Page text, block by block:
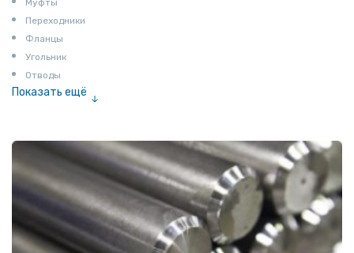
Муфты
Переходники
Фланцы
Угольник
Отводы
Показать ещё
Соединение «американка»
Штуцеры
Сгоны
Удлинители для труб
Крестовины
Контргайки